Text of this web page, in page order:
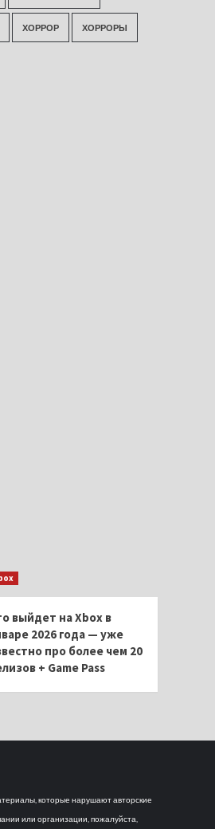
ХОРРОР ХОРРОРЫ
выйдет на Xbox в
2026 года — уже
про более чем 20
+ Game Pass
которые нарушают авторские
или организации, пожалуйста,